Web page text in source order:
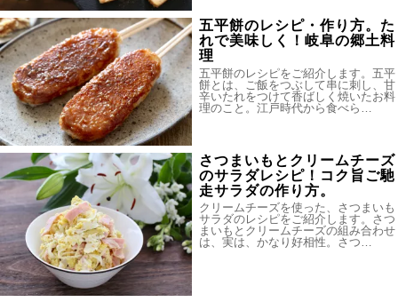
五平餅のレシピ・作り方。た
れで美味しく！岐阜の郷土料
理
五平餅のレシピをご紹介します。五平
餅とは、ご飯をつぶして串に刺し、甘
辛いたれをつけて香ばしく焼いたお料
理のこと。江戸時代から食べら…
さつまいもとクリームチーズ
のサラダレシピ！コク旨ご馳
走サラダの作り方。
クリームチーズを使った、さつまいも
サラダのレシピをご紹介します。さつ
まいもとクリームチーズの組み合わせ
は、実は、かなり好相性。さつ…